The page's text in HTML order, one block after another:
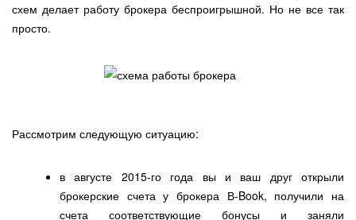
схем делает работу брокера беспроигрышной. Но не все так
просто.
Рассмотрим следующую ситуацию:
в августе 2015-го года вы и ваш друг открыли
брокерские счета у брокера В-Book, получили на
счета соответствующие бонусы и заняли